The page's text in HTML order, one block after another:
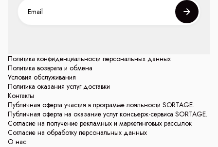
Политика конфиденциальности персональных данных
Политика возврата и обмена
Условия обслуживания
Политика оказания услуг доставки
Контакты
Публичная оферта участия в программе лояльности SORTAGE.
Публичная оферта на оказание услуг консьерж-сервиса SORTAGE.
Согласие на получение рекламных и маркетинговых рассылок
Согласие на обработку персональных данных
О нас